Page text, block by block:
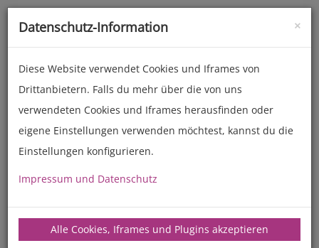
Toggle
×
Datenschutz-Information
Diese Website verwendet Cookies und Iframes von
Drittanbietern. Falls du mehr über die von uns
verwendeten Cookies und Iframes herausfinden oder
eigene Einstellungen verwenden möchtest, kannst du die
Einstellungen konfigurieren.
Impressum und Datenschutz
Alle Cookies, Iframes und Plugins akzeptieren